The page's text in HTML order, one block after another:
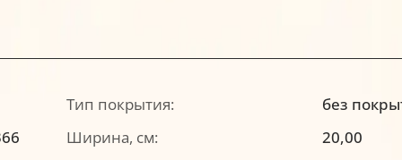
Тип покрытия:
без
Ширина, см:
20,00